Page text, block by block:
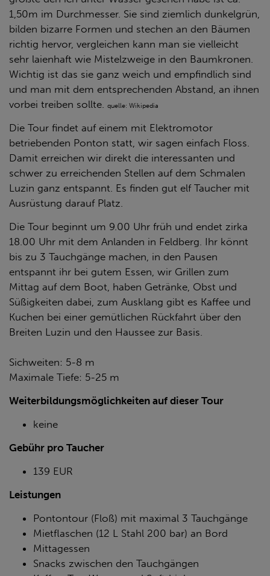
1,50m im Durchmesser. Sie sind ziemlich dunkelgrün,
bilden bizarre Formen und stechen an den Bäumen
richtig hervor, vergleichen kann man sie vielleicht
sehr laienhaft wie Mistelzweige in den Baumkronen.
Wichtig ist das sie ganz weich und empfindlich sind
und man mit dem entsprechenden Abstand, an ihnen
vorbei treiben sollte. quelle: Wikipedia
Die Tour findet auf einem mit Elektromotor
betriebenden Ponton statt, wir sagen einfach Floss.
Damit erreichen wir direkt die interessanten und
schwer zu erreichenden Stellen auf dem Schmalen
Luzin ganz entspannt. Es finden gut elf Taucher mit
Ausrüstung darauf Platz.
Die Tour beginnt um 9.00 Uhr früh und endet zirka
18.00 Uhr mit dem Anlanden in Feldberg. Ihr könnt
bis zu 3 Tauchgänge machen, in den Pausen
entspannt ihr bei gutem Essen, wir Grillen zum
Mittag auf dem Boot, haben Getränke, Obst und
Süßigkeiten dabei, zum Ausklang gibt es Kaffee und
Kuchen bei einer gemütlichen Rückfahrt über den
Breiten Luzin und den Haussee zur Basis.
Sichweiten: 5-8 m
Maximale Tiefe: 5-25 m
Weiterbildungsmöglichkeiten auf dieser Tour
keine
Gebühr pro Taucher
139 EUR
Leistungen
Pontontour (Floß) mit maximal 3 Tauchgänge
Mietflaschen (12 L Stahl 200 bar) an Bord
Mittagessen
Snacks zwischen den Tauchgängen